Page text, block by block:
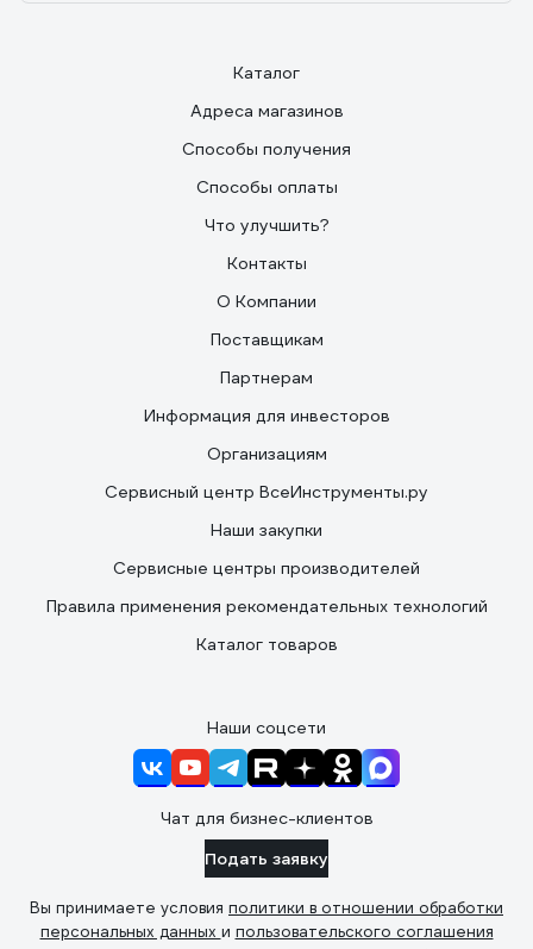
Каталог
Адреса магазинов
Способы получения
Способы оплаты
Что улучшить?
Контакты
О Компании
Поставщикам
Партнерам
Информация для инвесторов
Организациям
Сервисный центр ВсеИнструменты.ру
Наши закупки
Сервисные центры производителей
Правила применения рекомендательных технологий
Каталог товаров
Наши соцсети
Чат для бизнес-клиентов
Подать заявку
Вы принимаете условия политики в отношении обработки
персональных данных и пользовательского соглашения